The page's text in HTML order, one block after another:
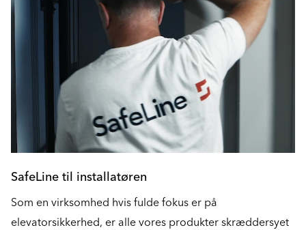
SafeLine til installatøren
Som en virksomhed hvis fulde fokus er på
elevatorsikkerhed, er alle vores produkter skræddersyet